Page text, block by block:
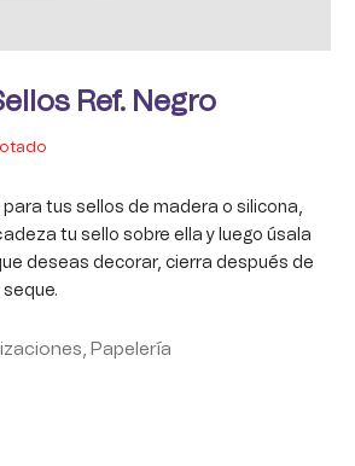
Ref. Negro
tus sellos de madera o silicona,
tu sello sobre ella y luego úsala
deseas decorar, cierra después de
, Papelería